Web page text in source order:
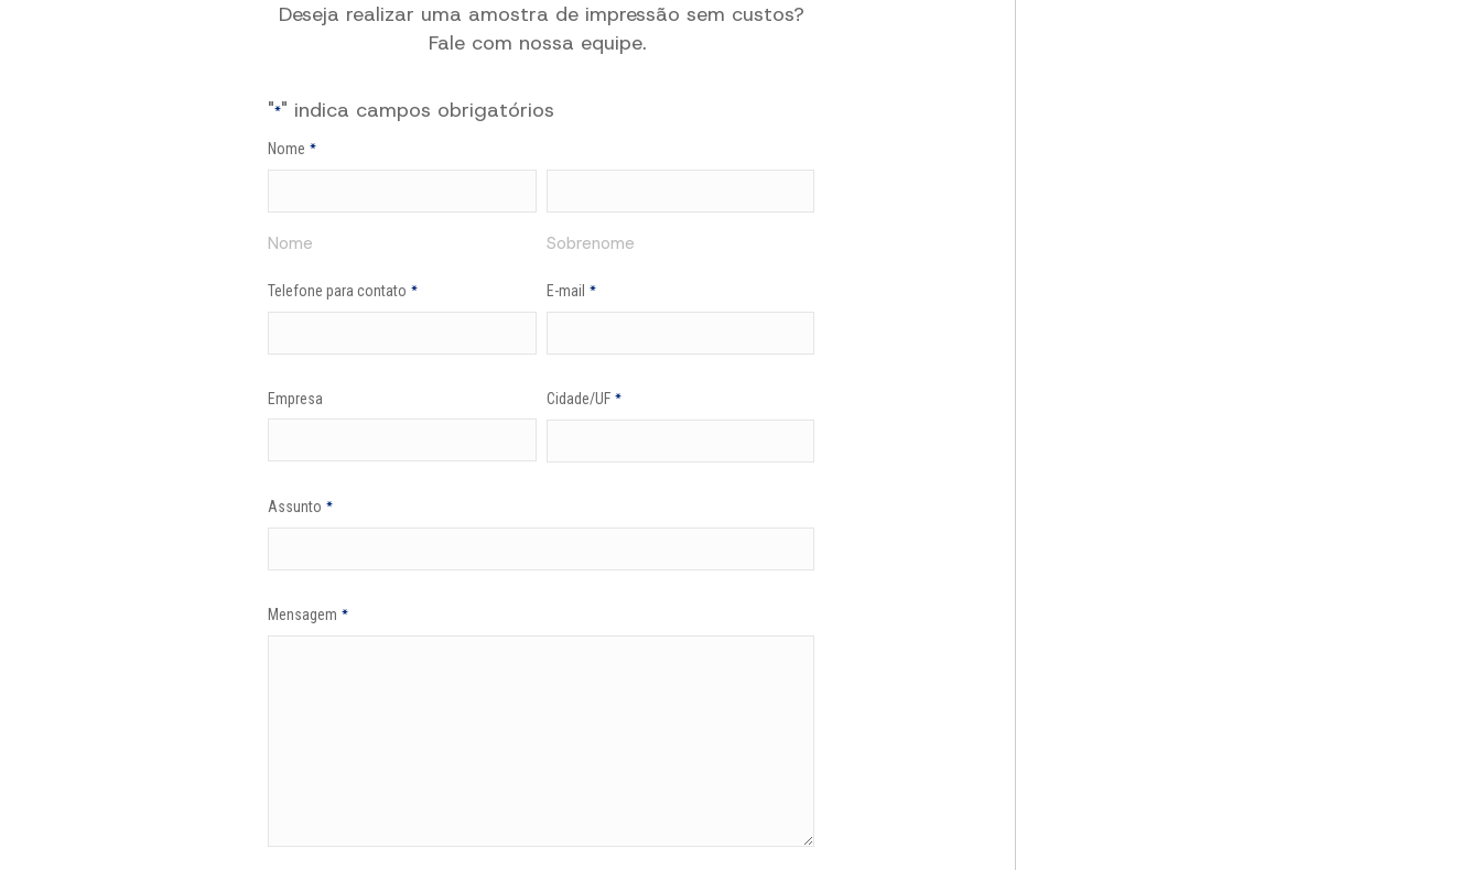
Deseja realizar uma amostra de impressão sem custos?
Fale com nossa equipe.
"*" indica campos obrigatórios
Nome *
Nome Sobrenome
Telefone para contato * E-mail *
Empresa Cidade/UF *
Assunto *
Mensagem *